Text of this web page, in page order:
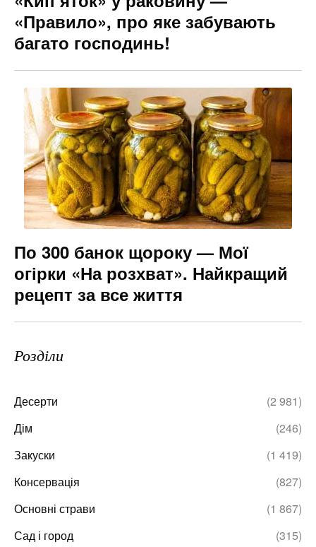
«Правило», про яке забувають
багато господинь!
По 300 банок щороку — Мої
огірки «На розхват». Найкращий
рецепт за все життя
Розділи
Десерти
(2 981)
Дім
(246)
Закуски
(1 419)
Консервація
(827)
Основні страви
(1 867)
Сад і город
(315)